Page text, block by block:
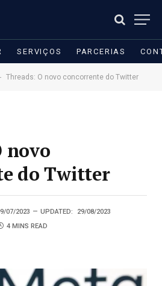
SERVIÇOS PARCERIAS
Threads: O novo concorrente do Twitter
novo
do Twitter
07/2023 UPDATED:
29/08/2023
4 MINS READ